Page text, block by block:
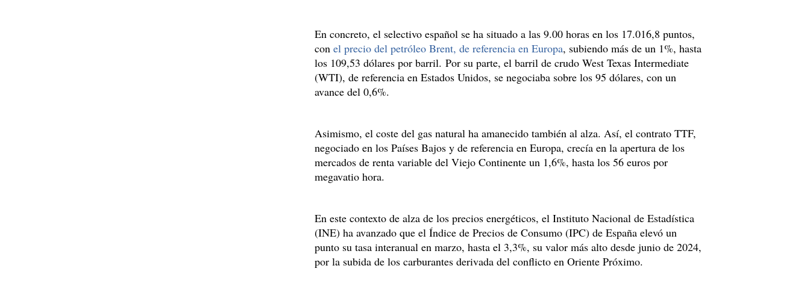
En concreto, el selectivo español se ha situado a las 9.00 horas en los 17.016,8 puntos,
con el precio del petróleo Brent, de referencia en Europa, subiendo más de un 1%, hasta
los 109,53 dólares por barril. Por su parte, el barril de crudo West Texas Intermediate
(WTI), de referencia en Estados Unidos, se negociaba sobre los 95 dólares, con un
avance del 0,6%.
Asimismo, el coste del gas natural ha amanecido también al alza. Así, el contrato TTF,
negociado en los Países Bajos y de referencia en Europa, crecía en la apertura de los
mercados de renta variable del Viejo Continente un 1,6%, hasta los 56 euros por
megavatio hora.
En este contexto de alza de los precios energéticos, el Instituto Nacional de Estadística
(INE) ha avanzado que el Índice de Precios de Consumo (IPC) de España elevó un
punto su tasa interanual en marzo, hasta el 3,3%, su valor más alto desde junio de 2024,
por la subida de los carburantes derivada del conflicto en Oriente Próximo.